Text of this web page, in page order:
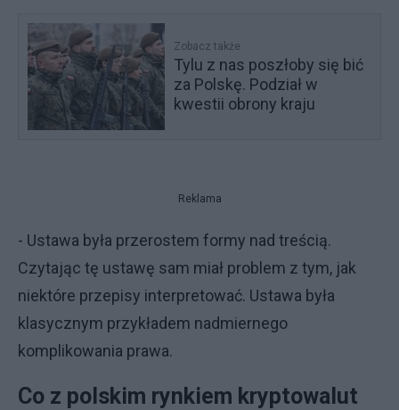
Zobacz także
Tylu z nas poszłoby się bić
za Polskę. Podział w
kwestii obrony kraju
Reklama
- Ustawa była przerostem formy nad treścią.
Czytając tę ustawę sam miał problem z tym, jak
niektóre przepisy interpretować. Ustawa była
klasycznym przykładem nadmiernego
komplikowania prawa.
Co z polskim rynkiem kryptowalut